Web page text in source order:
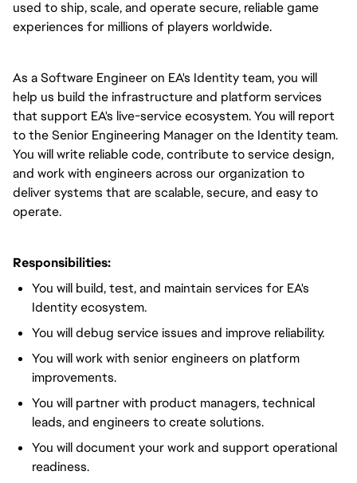
used to ship, scale, and operate secure, reliable game
experiences for millions of players worldwide.
As a Software Engineer on EA's Identity team,you will
help us build the infrastructure and platform services
that support EA's live-service ecosystem. You will report
to the Senior Engineering Manageron the Identity team.
You willwrite reliable code, contribute to service design,
and work with engineers across our organization to
deliver systems that are scalable, secure, and easy to
operate.
Responsibilities:
You will build, test, and maintain services for EA's
Identity ecosystem.
You willdebug service issues and improve reliability.
You willwork with senior engineers on platform
improvements.
You will partner with product managers, technical
leads, and engineers to create solutions.
You willdocument your work and support operational
readiness.